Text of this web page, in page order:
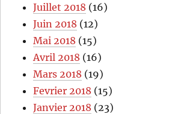
Juillet 2018 (16)
Juin 2018 (12)
Mai 2018 (15)
Avril 2018 (16)
Mars 2018 (19)
Fevrier 2018 (15)
Janvier 2018 (23)